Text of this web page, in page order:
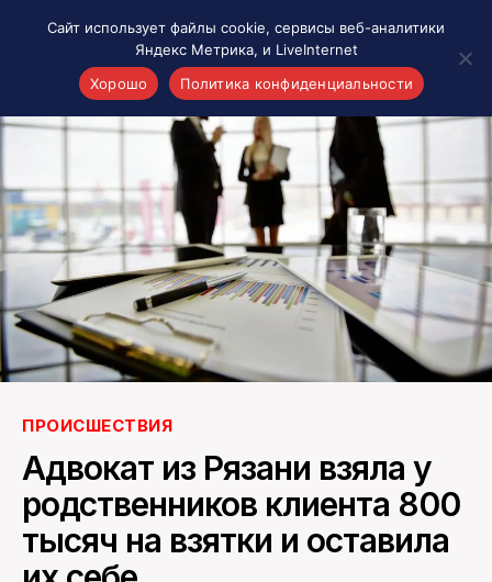
Акценты
Материалы о Рязани и области
Проекты 7 инфо
Здоровье
Интересное
Новости кино и ТВ
Новости России
Политика
Новости мира
Все материалы 7инфо
ПОИСК ПО САЙТУ
ПРОИСШЕСТВИЯ
Адвокат из Рязани взяла у
родственников клиента 800
тысяч на взятки и оставила
Сайт использует файлы cookie, сервисы веб-аналитики
Яндекс Метрика, и LiveInternet
Хорошо
Политика конфиденциальности